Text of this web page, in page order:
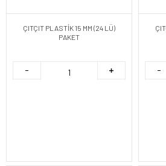
ÇITÇIT PLASTİK 15 MM (24 LÜ)
PAKET